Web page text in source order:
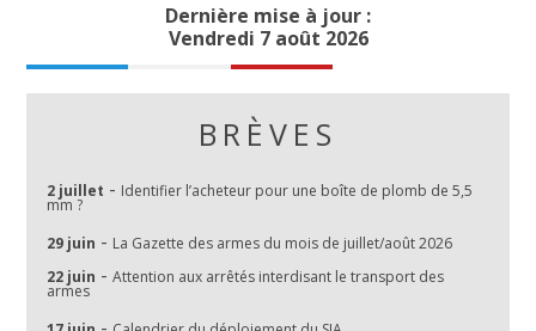
Dernière mise à jour :
Vendredi 7 août 2026
BRÈVES
2 juillet - Identifier l’acheteur pour une boîte de plomb de 5,5
mm ?
29 juin - La Gazette des armes du mois de juillet/août 2026
22 juin -Attention aux arrêtés interdisant le transport des
armes